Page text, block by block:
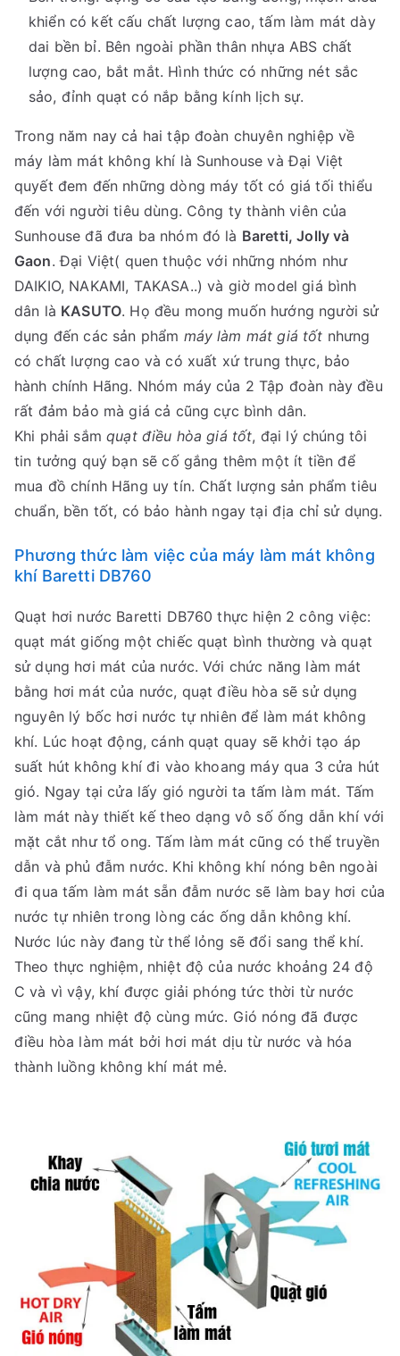
khiển có kết cấu chất lượng cao, tấm làm mát dày
dai bền bỉ. Bên ngoài phần thân nhựa ABS chất
lượng cao, bắt mắt. Hình thức có những nét sắc
sảo, đỉnh quạt có nắp bằng kính lịch sự.
Trong năm nay cả hai tập đoàn chuyên nghiệp về
máy làm mát không khí là Sunhouse và Đại Việt
quyết đem đến những dòng máy tốt có giá tối thiểu
đến với người tiêu dùng. Công ty thành viên của
Sunhouse đã đưa ba nhóm đó là Baretti, Jolly và
Gaon. Đại Việt( quen thuộc với những nhóm như
DAIKIO, NAKAMI, TAKASA..) và giờ model giá bình
dân là KASUTO. Họ đều mong muốn hướng người sử
dụng đến các sản phẩm máy làm mát giá tốt nhưng
có chất lượng cao và có xuất xứ trung thực, bảo
hành chính Hãng. Nhóm máy của 2 Tập đoàn này đều
rất đảm bảo mà giá cả cũng cực bình dân.
Khi phải sắmquạt điều hòa giá tốt, đại lý chúng tôi
tin tưởng quý bạn sẽ cố gắng thêm một ít tiền để
mua đồ chính Hãng uy tín. Chất lượng sản phẩm tiêu
chuẩn, bền tốt, có bảo hành ngay tại địa chỉ sử dụng.
Phương thức làm việc của máy làm mát không
khí Baretti DB760
Quạt hơi nước Baretti DB760 thực hiện 2 công việc:
quạt mát giống một chiếc quạt bình thường và quạt
sử dụng hơi mát của nước. Với chức năng làm mát
bằng hơi mát của nước, quạt điều hòa sẽ sử dụng
nguyên lý bốc hơi nước tự nhiên để làm mát không
khí. Lúc hoạt động, cánh quạt quay sẽ khởi tạo áp
suất hút không khí đi vào khoang máy qua 3 cửa hút
gió. Ngay tại cửa lấy gió người ta tấm làm mát. Tấm
làm mát này thiết kế theo dạng vô số ống dẫn khí với
mặt cắt như tổ ong. Tấm làm mát cũng có thể truyền
dẫn và phủ đẫm nước. Khi không khí nóng bên ngoài
đi qua tấm làm mát sẵn đẫm nước sẽ làm bay hơi của
nước tự nhiên trong lòng các ống dẫn không khí.
Nước lúc này đang từ thể lỏng sẽ đổi sang thể khí.
Theo thực nghiệm, nhiệt độ của nước khoảng 24 độ
C và vì vậy, khí được giải phóng tức thời từ nước
cũng mang nhiệt độ cùng mức. Gió nóng đã được
điều hòa làm mát bởi hơi mát dịu từ nước và hóa
thành luồng không khí mát mẻ.